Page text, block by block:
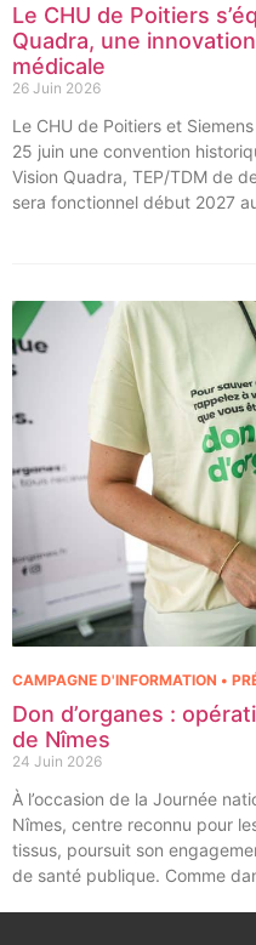
Le CHU de Poitiers
Quadra, une
médicale
26 Juin 2026
Le CHU de Poitiers et
25 juin une convention
Vision Quadra, TEP/TDM de
sera fonctionnel début 2027
l’acquisition et l’installation
pôle régional de cancérologie.
Don d’organes :
de Nîmes
24 Juin 2026
CAMPAGNE D'INFORMATION •
À l’occasion de la Journée
Nîmes, centre reconnu pour
tissus, poursuit son
de santé publique. Comme